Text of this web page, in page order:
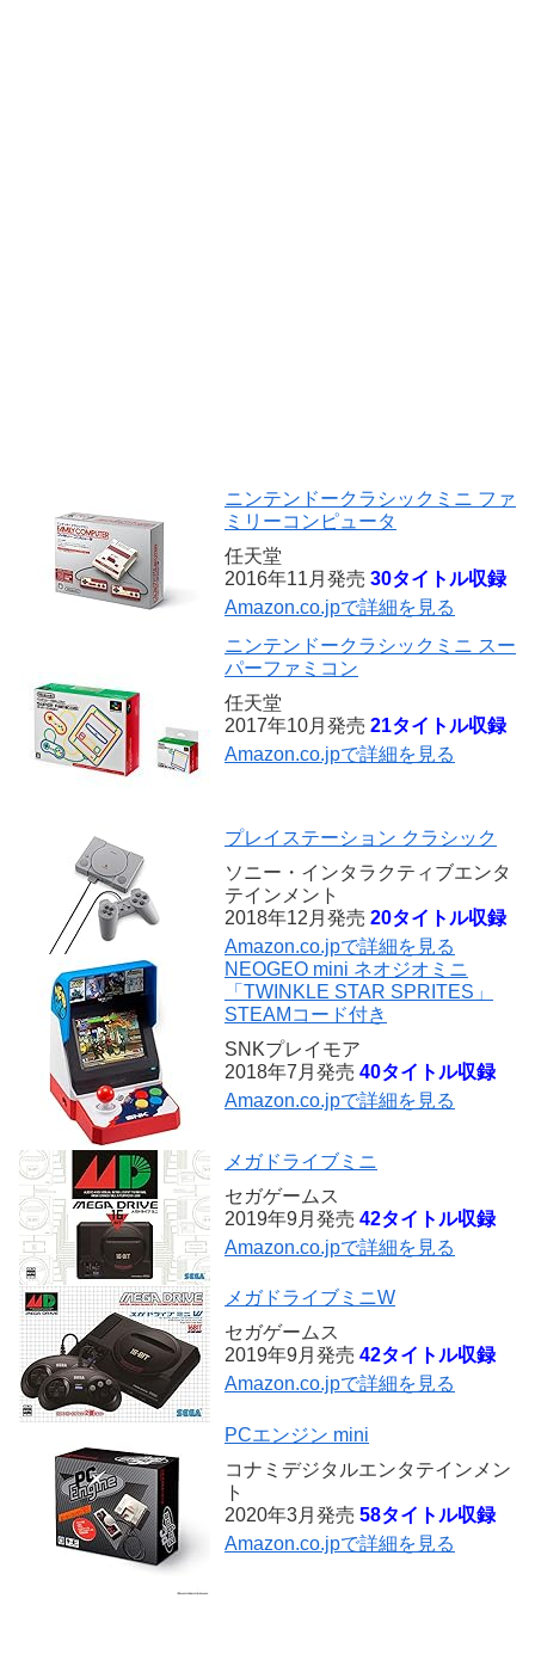
ニンテンドークラシックミニ ファ
ミリーコンピュータ
任天堂
2016年11月発売 30タイトル収録
Amazon.co.jpで詳細を見る
ニンテンドークラシックミニ スー
パーファミコン
任天堂
2017年10月発売 21タイトル収録
Amazon.co.jpで詳細を見る
プレイステーション クラシック
ソニー・インタラクティブエンタ
テインメント
2018年12月発売 20タイトル収録
Amazon.co.jpで詳細を見る
NEOGEO mini ネオジオミニ
「TWINKLE STAR SPRITES」
STEAMコード付き
SNKプレイモア
2018年7月発売 40タイトル収録
Amazon.co.jpで詳細を見る
メガドライブミニ
セガゲームス
2019年9月発売 42タイトル収録
Amazon.co.jpで詳細を見る
メガドライブミニW
セガゲームス
2019年9月発売 42タイトル収録
Amazon.co.jpで詳細を見る
PCエンジン mini
コナミデジタルエンタテインメン
ト
2020年3月発売 58タイトル収録
Amazon.co.jpで詳細を見る